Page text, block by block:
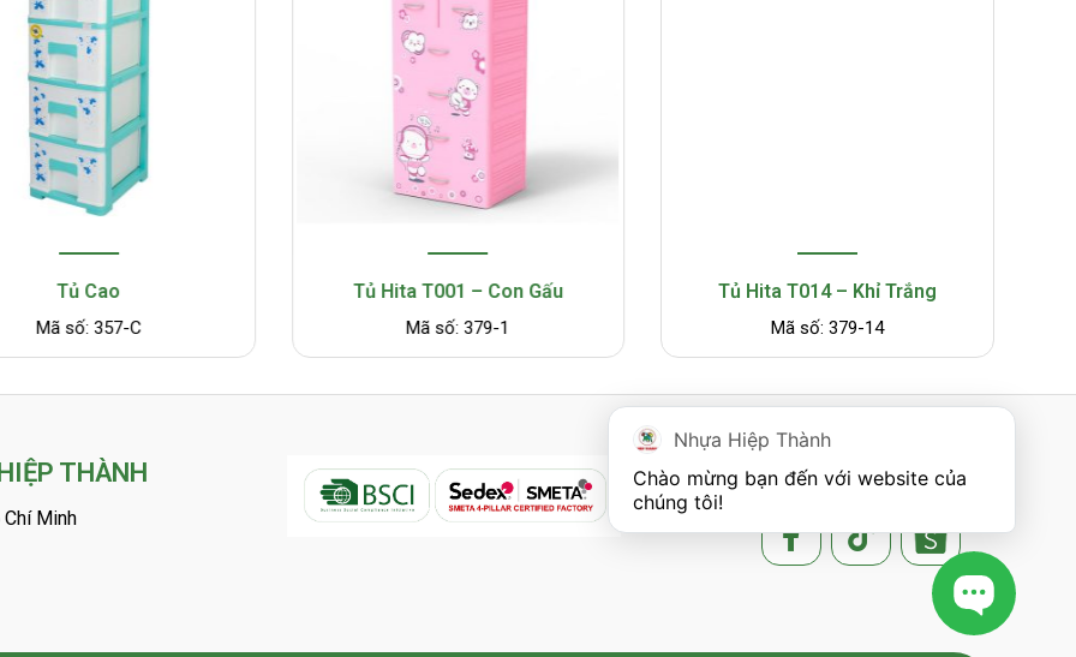
Tủ Cao
Mã số: 357-C
Tủ Hita T001 – Con Gấu
Mã số: 379-1
Tủ Hita T014 – Khỉ Trắng
Mã số: 379-14
THÀNH
Chí Minh
FOLLOW US
Nhựa Hiệp Thành
Chào mừng bạn đến với website của
chúng tôi!